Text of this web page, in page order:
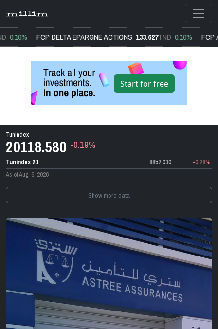
millim
0.16% FCP DELTA EPARGNE ACTIONS133.627TND 0.16% FCP
Start for free
Tunindex
20118.580 -0.19%
As of Aug. 6, 2026
Tunindex 20 8852.030 -0.28%
Show more data